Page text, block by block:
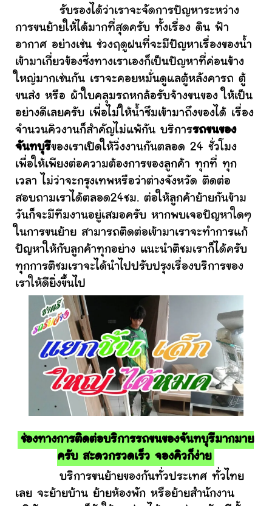
รับรองได้ว่าเราจะจัดการปัญหาระหว่าง
การขนย้ายให้ได้มากที่สุดครับ ทั้งเรื่อง ดิน ฟ้า
อากาศ อย่างเช่น ช่วงฤดูฝนที่จะมีปัญหาเรื่องของน้ำ
เข้ามาเกี่ยวข้องซึ่งทางเราเองก็เป็นปัญหาที่ค่อนข้าง
ใหญ่มากเช่นกัน เราจะคอยหมั่นดูแลตู้หลังคารถ ตู้
ขนส่ง หรือ ผ้าใบคลุมรถหกล้อรับจ้างขนของ ให้เป็น
อย่างดีเลยครับ เพื่อไม่ให้น้ำซึมเข้ามาถึงของได้ เรื่อง
จำนวนคิวงานก็สำคัญไม่แพ้กัน บริการรถขนของ
จันทบุรีของเราเปิดให้วิ่งงานกันตลอด 24 ชั่วโมง
เพื่อให้เพียงต่อความต้องการของลูกค้า ทุกที่ ทุก
เวลา ไม่ว่าจะกรุงเทพหรือว่าต่างจังหวัด ติดต่อ
สอบถามเราได้ตลอด24ชม. ต่อให้ลูกค้าย้ายกันข้าม
วันก็จะมีทีมงานอยู่เสมอครับ หากพบเจอปัญหาใดๆ
ในการขนย้าย สามารถติดต่อเข้ามาเราจะทำการแก้
ปัญหาให้กับลูกค้าทุกอย่าง แนะนำติชมเราก็ได้ครับ
ทุกการติชมเราจะได้นำไปปรับปรุงเรื่องบริการของ
เราให้ดียิ่งขึ้นไป
ช่องทางการติดต่อบริการรถขนของจันทบุรีมากมาย
ครับ สะดวกรวดเร็ว จองคิวก็ง่าย
บริการขนย้ายของกันทั่วประเทศ ทั่วไทย
เลย จะย้ายบ้าน ย้ายห้องพัก หรือย้ายสำนักงาน